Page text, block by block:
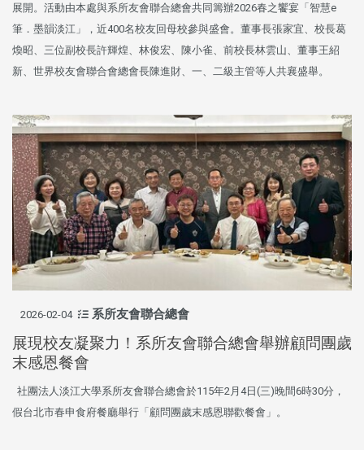
展開。活動由本處與系所友會聯合總會共同籌辦2026春之饗宴「智慧e
筆．墨韻淡江」，近400名校友回母校參與盛會。董事長張家宜、校長葛
煥昭、三位副校長許輝煌、林俊宏、陳小雀、前校長林雲山、董事王紹
新、世界校友會聯合會總會長陳進財、一、二級主管等人共襄盛舉。
2026-02-04 系所友會聯合總會
展現校友凝聚力！系所友會聯合總會舉辦顧問團歲
末感恩餐會
社團法人淡江大學系所友會聯合總會於115年2月4日(三)晚間6時30分，
假台北市春申食府餐廳舉行「顧問團歲末感恩聯歡餐會」。